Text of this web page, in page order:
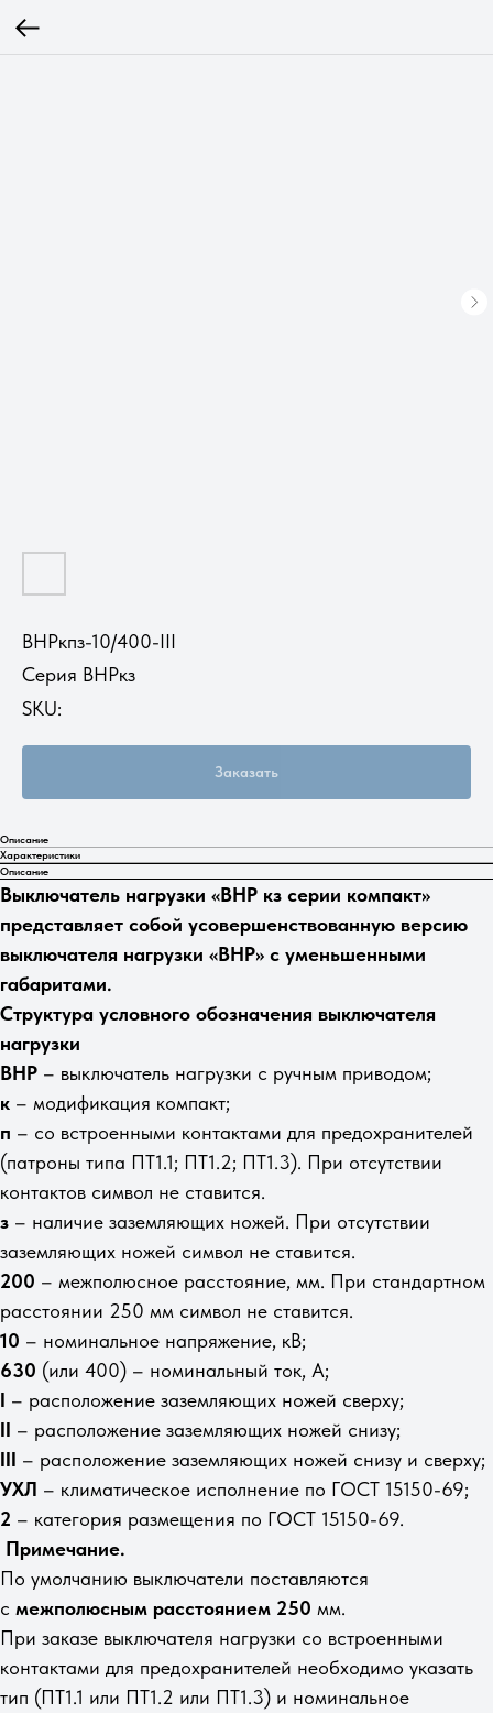
ВНРкпз-10/400-III
Серия ВНРкз
SKU:
Заказать
Описание
Характеристики
Описание
Выключатель нагрузки «ВНР кз серии компакт»
представляет собой усовершенствованную версию
выключателя нагрузки «ВНР» с уменьшенными
габаритами.
Структура условного обозначения выключателя
нагрузки
ВНР – выключатель нагрузки с ручным приводом;
к – модификация компакт;
п – со встроенными контактами для предохранителей
(патроны типа ПТ1.1; ПТ1.2; ПТ1.3). При отсутствии
контактов символ не ставится.
з – наличие заземляющих ножей. При отсутствии
заземляющих ножей символ не ставится.
200 – межполюсное расстояние, мм. При стандартном
расстоянии 250 мм символ не ставится.
10 – номинальное напряжение, кВ;
630 (или 400) – номинальный ток, А;
I – расположение заземляющих ножей сверху;
II – расположение заземляющих ножей снизу;
III – расположение заземляющих ножей снизу и сверху;
УХЛ – климатическое исполнение по ГОСТ 15150-69;
2 – категория размещения по ГОСТ 15150-69.
Примечание.
По умолчанию выключатели поставляются
с межполюсным расстоянием 250 мм.
При заказе выключателя нагрузки со встроенными
контактами для предохранителей необходимо указать
тип (ПТ1.1 или ПТ1.2 или ПТ1.3) и номинальное